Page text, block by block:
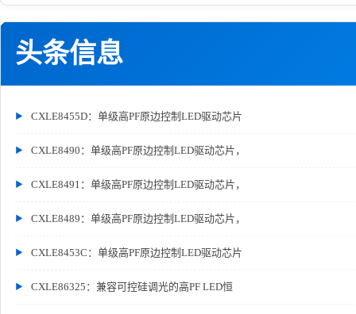
头条信息
CXLE8455D：单级高PF原边控制LED驱动芯片
CXLE8490：单级高PF原边控制LED驱动芯片，
CXLE8491：单级高PF原边控制LED驱动芯片，
CXLE8489：单级高PF原边控制LED驱动芯片，
CXLE8453C：单级高PF原边控制LED驱动芯片
CXLE86325：兼容可控硅调光的高PF LED恒